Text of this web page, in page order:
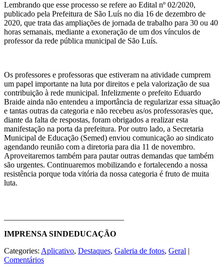
Lembrando que esse processo se refere ao Edital nº 02/2020,
publicado pela Prefeitura de São Luís no dia 16 de dezembro de
2020, que trata das ampliações de jornada de trabalho para 30 ou 40
horas semanais, mediante a exoneração de um dos vínculos de
professor da rede pública municipal de São Luís.
Os professores e professoras que estiveram na atividade cumprem
um papel importante na luta por direitos e pela valorização de sua
contribuição à rede municipal. Infelizmente o prefeito Eduardo
Braide ainda não entendeu a importância de regularizar essa situação
e tantas outras da categoria e não recebeu as/os professoras/es que,
diante da falta de respostas, foram obrigados a realizar esta
manifestação na porta da prefeitura. Por outro lado, a Secretaria
Municipal de Educação (Semed) enviou comunicação ao sindicato
agendando reunião com a diretoria para dia 11 de novembro.
Aproveitaremos também para pautar outras demandas que também
são urgentes. Continuaremos mobilizando e fortalecendo a nossa
resistência porque toda vitória da nossa categoria é fruto de muita
luta.
IMPRENSA SINDEDUCAÇÃO
Categories: Aplicativo, Destaques, Galeria de fotos, Geral |
Comentários